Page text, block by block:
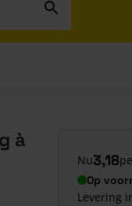
à
Nu3,18
Op
Levering